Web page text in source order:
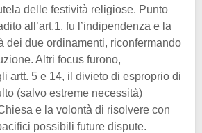
delle festività religiose. Punto
all’art.1, fu l’indipendenza e la
dei due ordinamenti, riconfermando
Altri focus furono,
artt. 5 e 14, il divieto di esproprio di
(salvo estreme necessità)
e la volontà di risolvere con
possibili future dispute.